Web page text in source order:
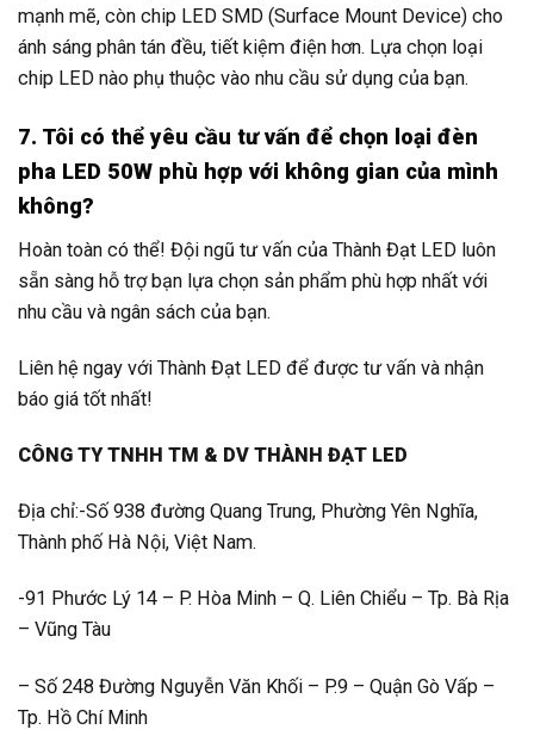
mạnh mẽ, còn chip LED SMD (Surface Mount Device) cho
ánh sáng phân tán đều, tiết kiệm điện hơn. Lựa chọn loại
chip LED nào phụ thuộc vào nhu cầu sử dụng của bạn.
7. Tôi có thể yêu cầu tư vấn để chọn loại đèn
pha LED 50W phù hợp với không gian của mình
không?
Hoàn toàn có thể! Đội ngũ tư vấn của Thành Đạt LED luôn
sẵn sàng hỗ trợ bạn lựa chọn sản phẩm phù hợp nhất với
nhu cầu và ngân sách của bạn.
Liên hệ ngay với Thành Đạt LED để được tư vấn và nhận
báo giá tốt nhất!
CÔNG TY TNHH TM & DV THÀNH ĐẠT LED
Địa chỉ:-Số 938 đường Quang Trung, Phường Yên Nghĩa,
Thành phố Hà Nội, Việt Nam.
-91 Phước Lý 14 – P. Hòa Minh – Q. Liên Chiểu – Tp. Bà Rịa
– Vũng Tàu
– Số 248 Đường Nguyễn Văn Khối – P.9 – Quận Gò Vấp –
Tp. Hồ Chí Minh